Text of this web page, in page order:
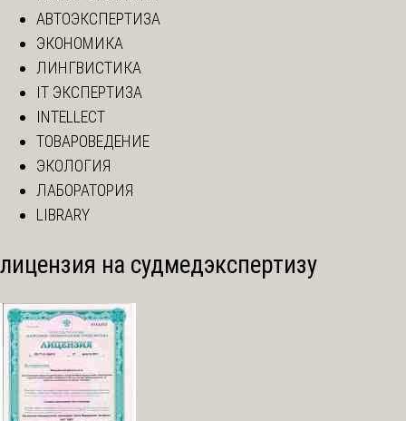
АВТОЭКСПЕРТИЗА
ЭКОНОМИКА
ЛИНГВИСТИКА
IT ЭКСПЕРТИЗА
INTELLECT
ТОВАРОВЕДЕНИЕ
ЭКОЛОГИЯ
ЛАБОРАТОРИЯ
LIBRARY
лицензия на судмедэкспертизу